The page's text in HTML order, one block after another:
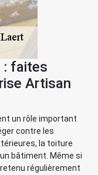
: faites
Artisan
un rôle important
contre les
la toiture
bâtiment. Même si
régulièrement